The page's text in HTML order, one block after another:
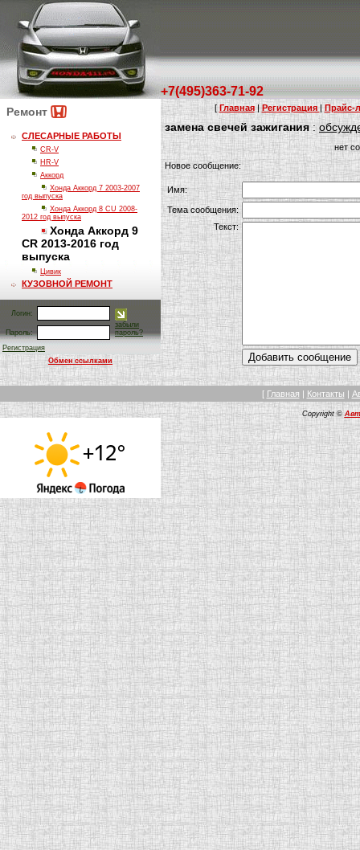
+7(495)363-71-92
Ремонт
СЛЕСАРНЫЕ РАБОТЫ
CR-V
HR-V
Аккорд
Хонда Аккорд 7 2003-2007
год выпуска
Хонда Аккорд 8 CU 2008-
2012 год выпуска
Хонда Аккорд 9
CR 2013-2016 год
выпуска
Цивик
КУЗОВНОЙ РЕМОНТ
Логин:
Пароль:
забыли
пароль?
Регистрация
Обмен ссылками
[ Главная | Регистрация|Прайс-
замена свечей зажигания:
нет
Новое сообщение:
Имя:
Тема сообщения:
Текст:
[ Главная | Контакты |
Copyright ©